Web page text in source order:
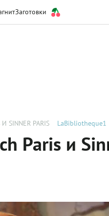
Заготовки
PARIS LaBibliotheque1
Paris и